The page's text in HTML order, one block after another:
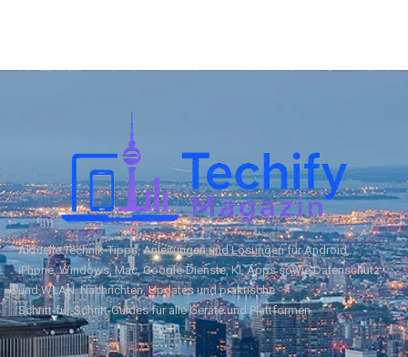
Aktuelle Technik‑Tipps, Anleitungen und Lösungen für Android,
iPhone, Windows, Mac, Google‑Dienste, KI, Apps sowie Datenschutz
und WLAN. Nachrichten, Updates und praktische
Schritt‑für‑Schritt‑Guides für alle Geräte und Plattformen.